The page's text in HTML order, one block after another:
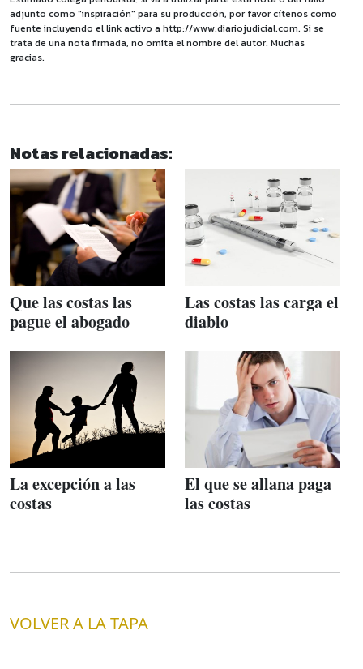
adjunto como "inspiración" para su producción, por favor cítenos como
fuente incluyendo el link activo a http://www.diariojudicial.com. Si se
trata de una nota firmada, no omita el nombre del autor. Muchas
gracias.
Notas relacionadas:
Que las costas las
pague el abogado
Las costas las carga el
diablo
La excepción a las
costas
El que se allana paga
las costas
VOLVER A LA TAPA